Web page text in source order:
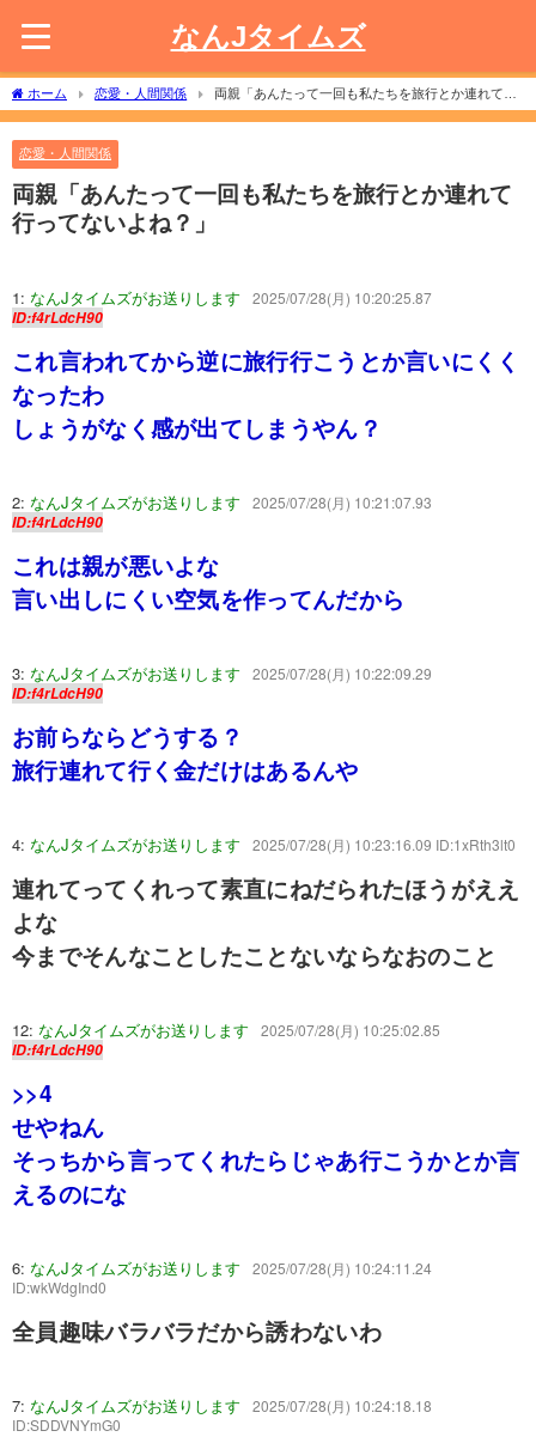
なんJタイムズ
ホーム 恋愛・人間関係
両親「あんたって一回も私たちを旅行とか連れて行
ってないよね？」
恋愛・人間関係
両親「あんたって一回も私たちを旅行とか連れて
行ってないよね？」
1: なんJタイムズがお送りします
2025/07/28(月) 10:20:25.87
ID:f4rLdcH90
これ言われてから逆に旅行行こうとか言いにくく
なったわ
しょうがなく感が出てしまうやん？
2: なんJタイムズがお送りします
2025/07/28(月) 10:21:07.93
ID:f4rLdcH90
これは親が悪いよな
言い出しにくい空気を作ってんだから
3: なんJタイムズがお送りします
2025/07/28(月) 10:22:09.29
ID:f4rLdcH90
お前らならどうする？
旅行連れて行く金だけはあるんや
4: なんJタイムズがお送りします 2025/07/28(月) 10:23:16.09 ID:1xRth3lt0
連れてってくれって素直にねだられたほうがええ
よな
今までそんなことしたことないならなおのこと
12: なんJタイムズがお送りします
2025/07/28(月) 10:25:02.85
ID:f4rLdcH90
>>4
せやねん
そっちから言ってくれたらじゃあ行こうかとか言
えるのにな
6: なんJタイムズがお送りします
2025/07/28(月) 10:24:11.24
ID:wkWdgInd0
全員趣味バラバラだから誘わないわ
7: なんJタイムズがお送りします
2025/07/28(月) 10:24:18.18
ID:SDDVNYmG0